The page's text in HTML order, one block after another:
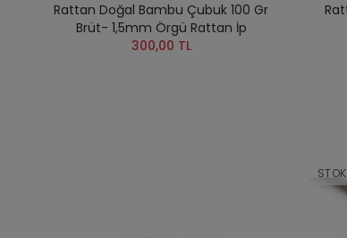
Rattan Doğal Bambu Çubuk 100 Gr
Brüt- 1,5mm Örgü Rattan İp
300,00 TL